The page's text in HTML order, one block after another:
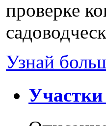
проверке
Узнай